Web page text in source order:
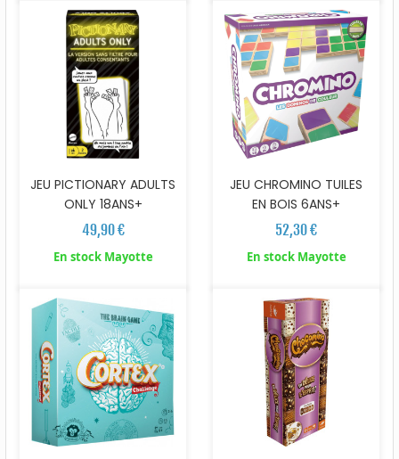
JEU PICTIONARY ADULTS
ONLY 18ANS+
49,90 €
En stock Mayotte
JEU CHROMINO TUILES
EN BOIS 6ANS+
52,30 €
En stock Mayotte